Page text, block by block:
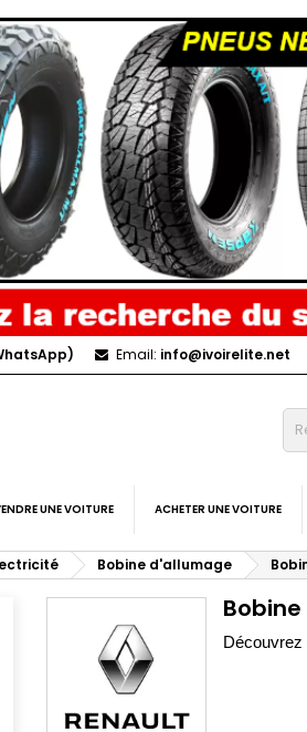
Email: info@ivoirelite.net
UNE VOITURE ACHETER UNE VOITURE
Bobine d'allumage
Découvrez